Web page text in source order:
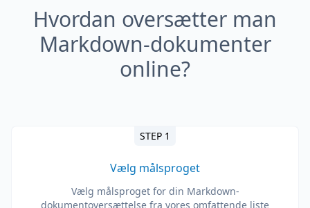
Hvordan oversætter man
Markdown-dokumenter
online?
STEP 1
Vælg målsproget
Vælg målsproget for din Markdown-
dokumentoversættelse fra vores omfattende liste